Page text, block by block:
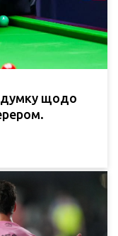
думку щодо